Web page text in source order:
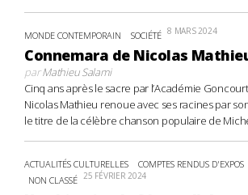
MONDE CONTEMPORAIN SOCIÉTÉ 8 MARS 2024
Connemara de Nicolas
parMathieu Salami
Cinq ans après le sacre par l’Académie
Nicolas Mathieu renoue avec ses racines par
le titre de la célèbre chanson populaire de
ACTUALITÉS CULTURELLES COMPTES RENDUS D'EXPOS
NON CLASSÉ 25 FÉVRIER 2024